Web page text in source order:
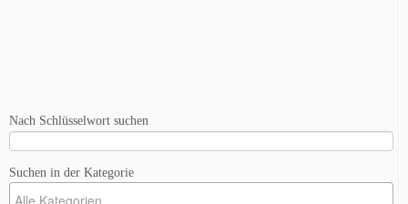
Nach Schlüsselwort suchen
Suchen in der Kategorie